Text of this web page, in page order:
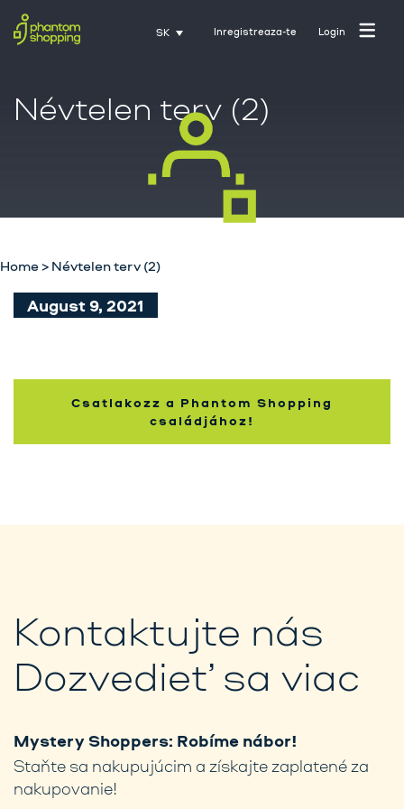
SK Inregistreaza-te Login
Domovská stránka
O nás
Priemysel
Névtelen terv (2)
Home> Névtelen terv (2)
August 9, 2021
Csatlakozz a Phantom Shopping
családjához!
Kontaktujte nás
Dozvedieť sa viac
Mystery Shoppers: Robíme nábor!
Staňte sa nakupujúcim a získajte zaplatené za
nakupovanie!